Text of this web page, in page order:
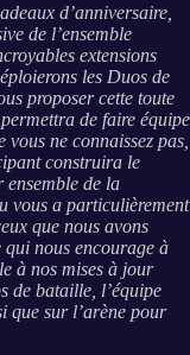
d’anniversaire,
de l’ensemble
extensions
les Duos de
proposer cette toute
de faire équipe
ne connaissez pas,
construira le
ensemble de la
vous a particulièrement
que nous avons
qui nous encourage à
à nos mises à jour
de bataille, l’équipe
que sur l’arène pour